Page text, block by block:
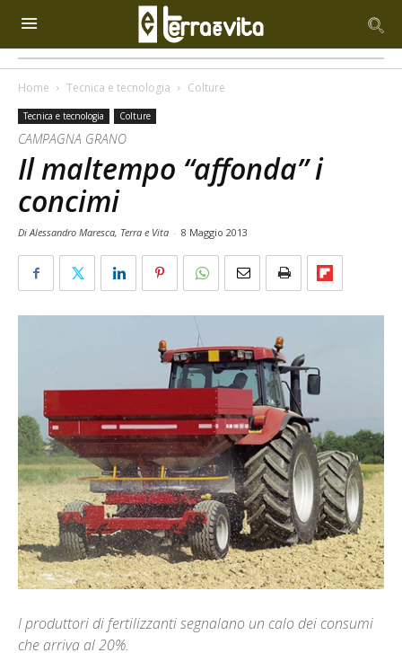
Home Tecnica e tecnologia Colture
Tecnica e tecnologia Colture
CAMPAGNA GRANO
Il maltempo “affonda” i
concimi
Di Alessandro Maresca, Terra e Vita - 8 Maggio 2013
I produttori di fertilizzanti segnalano un calo dei consumi
che arriva al 20%.